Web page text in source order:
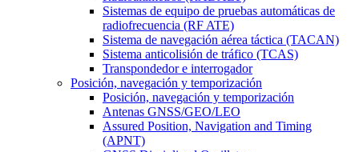
Sistemas de equipo de pruebas automáticas de
radiofrecuencia (RF ATE)
Sistema de navegación aérea táctica (TACAN)
Sistema anticolisión de tráfico (TCAS)
Transpondedor e interrogador
Posición, navegación y temporización
Posición, navegación y temporización
Antenas GNSS/GEO/LEO
Assured Position, Navigation and Timing
(APNT)